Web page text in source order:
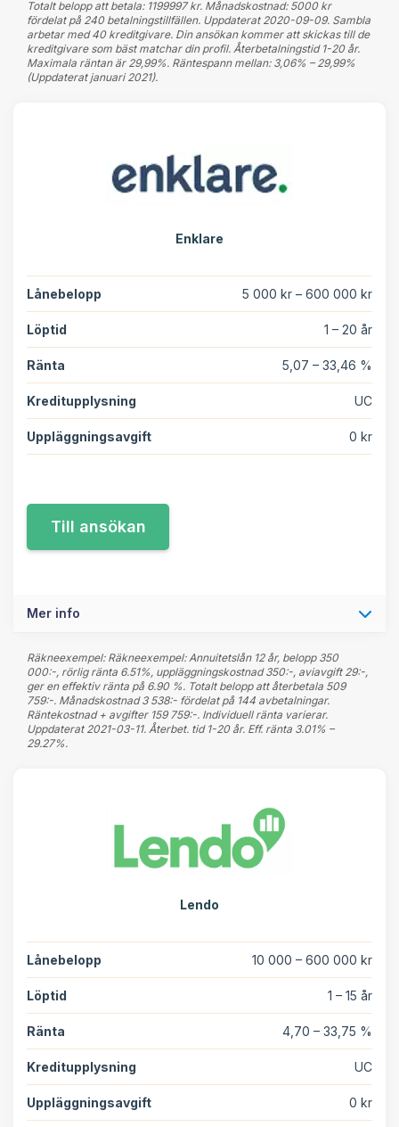
Totalt belopp att betala: 1199997 kr. Månadskostnad: 5000 kr
fördelat på 240 betalningstillfällen. Uppdaterat 2020-09-09. Sambla
arbetar med 40 kreditgivare. Din ansökan kommer att skickas till de
kreditgivare som bäst matchar din profil. Återbetalningstid 1-20 år.
Maximala räntan är 29,99%. Räntespann mellan: 3,06% – 29,99%
(Uppdaterat januari 2021).
Enklare
Lånebelopp 5 000 kr – 600 000 kr
Löptid 1 – 20 år
Ränta 5,07 – 33,46 %
Kreditupplysning UC
Uppläggningsavgift 0 kr
Mer info
Räkneexempel: Räkneexempel: Annuitetslån 12 år, belopp 350
000:-, rörlig ränta 6.51%, uppläggningskostnad 350:-, aviavgift 29:-,
ger en effektiv ränta på 6.90 %. Totalt belopp att återbetala 509
759:-. Månadskostnad 3 538:- fördelat på 144 avbetalningar.
Räntekostnad + avgifter 159 759:-. Individuell ränta varierar.
Uppdaterat 2021-03-11. Återbet. tid 1-20 år. Eff. ränta 3.01% –
29.27%.
Lendo
Lånebelopp 10 000 – 600 000 kr
Löptid 1 – 15 år
Ränta 4,70 – 33,75 %
Kreditupplysning UC
Uppläggningsavgift 0 kr